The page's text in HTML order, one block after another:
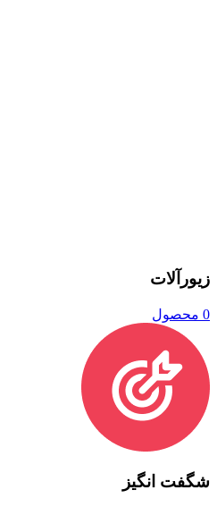
زیورآلات
0 محصول
شگفت انگیز